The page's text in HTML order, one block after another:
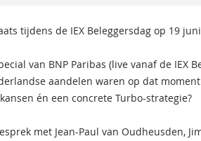
tijdens de IEX Beleggersdag op 19
van BNP Paribas (live vanaf de IEX
aandelen waren op dat
én een concrete Turbo-strategie?
met Jean-Paul van Oudheusden,